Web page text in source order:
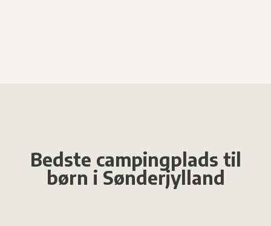
Bedste campingplads til
børn i Sønderjylland